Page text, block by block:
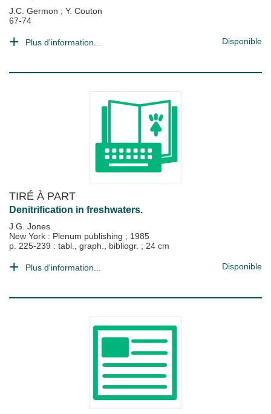
J.C. Germon ; Y. Couton
67-74
Plus d'information... Disponible
TIRÉ À PART
Denitrification in freshwaters.
J.G. Jones
New York : Plenum publishing ; 1985
p. 225-239 : tabl., graph., bibliogr. ; 24 cm
Plus d'information... Disponible